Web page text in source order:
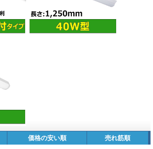
価格の安い順 売れ筋順